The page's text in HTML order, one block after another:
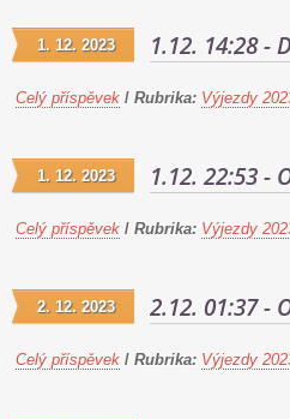
1.12. 14:28 -
1. 12. 2023
Celý příspěvek / Rubrika: Výjezdy
1.12. 22:53 -
1. 12. 2023
Celý příspěvek / Rubrika: Výjezdy
2.12. 01:37 -
2. 12. 2023
Celý příspěvek / Rubrika: Výjezdy